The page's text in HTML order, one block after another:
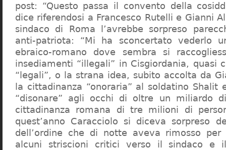
post: “Questo passa il convento della
dice riferendosi a Francesco Rutelli e Gianni
sindaco di Roma l’avrebbe sorpreso
anti-patriota: “Mi ha sconcertato vederlo
ebraico-romano dove sembra si
insediamenti “illegali” in Cisgiordania, quasi
“legali”, o la strana idea, subito accolta da
la cittadinanza “onoraria” al soldatino Shalit
“disonare” agli occhi di oltre un miliardo
cittadinanza romana di tre milioni di
quest’anno Caracciolo si diceva sorpreso
dell’ordine che di notte aveva rimosso
alcuni striscioni critici verso il sindaco e